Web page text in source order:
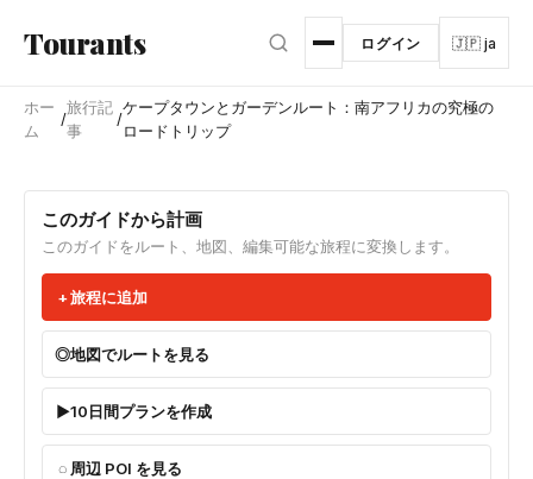
Tourants ログイン 🇯🇵 ja
ホー
ム
/
旅行記
事
/
ケープタウンとガーデンルート：南アフリカの究極の
ロードトリップ
このガイドから計画
このガイドをルート、地図、編集可能な旅程に変換します。
旅程に追加
地図でルートを見る
10日間プランを作成
周辺 POI を見る